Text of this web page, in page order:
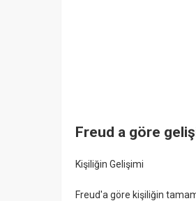
Freud a göre
Kişiliğin Gelişimi
Freud'a göre kişiliğin